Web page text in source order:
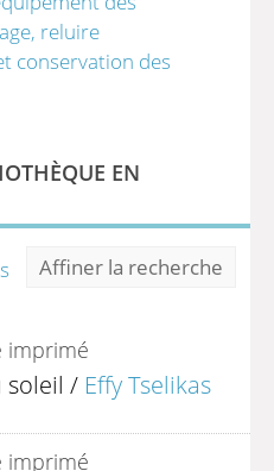
reluire
conservation des
EN
Affiner la recherche
soleil / Effy Tselikas